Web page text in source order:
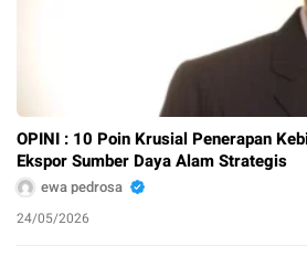
OPINI : 10 Poin Krusial Penerapan
Ekspor Sumber Daya Alam Strategis
ewa pedrosa
24/05/2026